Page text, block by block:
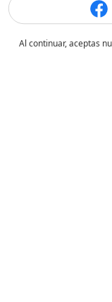
Al continuar, aceptas